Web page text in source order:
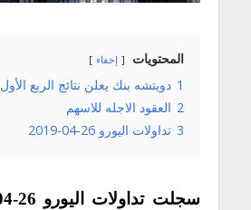
المحتويات إخفاء
1 دويتشه بنك يعلن نتائج الربع الأول
2 العقود الاجله للاسهم
3 تداولات اليورو 26-04-2019